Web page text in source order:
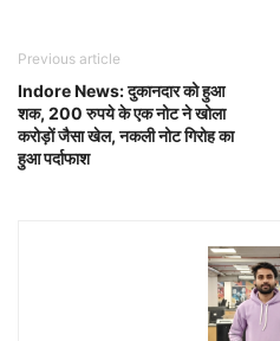
Previous article
Indore News: दुकानदार को हुआ
शक, 200 रुपये के एक नोट ने खोला
करोड़ों जैसा खेल, नकली नोट गिरोह का
हुआ पर्दाफाश